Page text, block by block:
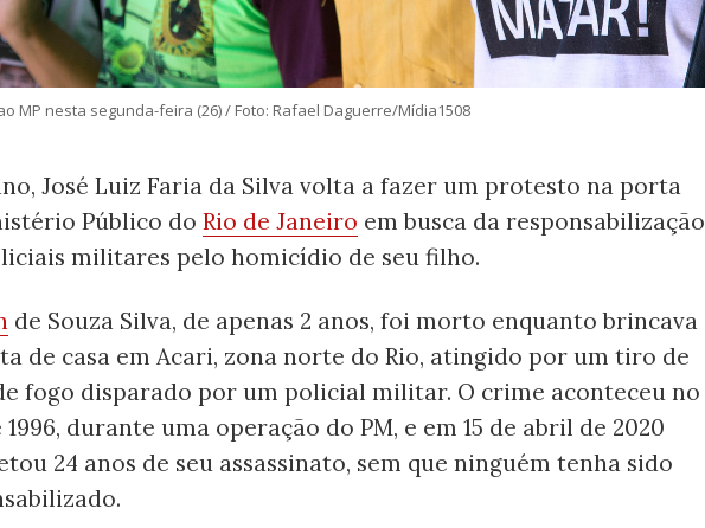
MP nesta segunda-feira (26) / Foto: Rafael Daguerre/Mídia1508
José Luiz Faria da Silva volta a fazer um protesto na porta
Público do Rio de Janeiro em busca da responsabilização
militares pelo homicídio de seu filho.
de Souza Silva, de apenas 2 anos, foi morto enquanto brincava
de casa em Acari, zona norte do Rio, atingido por um tiro de
fogo disparado por um policial militar. O crime aconteceu no
1996, durante uma operação do PM, e em 15 de abril de 2020
24 anos de seu assassinato, sem que ninguém tenha sido